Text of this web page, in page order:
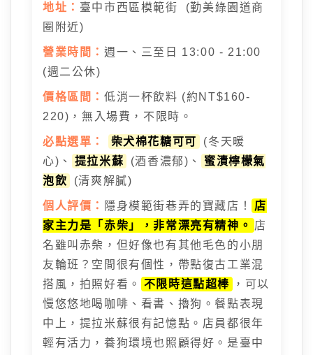
地址： 臺中市西區模範街 (勤美綠園道商
圈附近)
營業時間： 週一、三至日 13:00 - 21:00
(週二公休)
價格區間： 低消一杯飲料 (約NT$160-
220)，無入場費，不限時。
必點選單： 柴犬棉花糖可可
(冬天暖
心)、
提拉米蘇 (酒香濃郁)、
蜜漬檸檬氣
泡飲
(清爽解膩)
個人評價： 隱身模範街巷弄的寶藏店！
店
家主力是「赤柴」，非常漂亮有精神。
店
名雖叫赤柴，但好像也有其他毛色的小朋
友輪班？空間很有個性，帶點復古工業混
搭風，拍照好看。
不限時這點超棒
，可以
慢悠悠地喝咖啡、看書、擼狗。餐點表現
中上，提拉米蘇很有記憶點。店員都很年
輕有活力，養狗環境也照顧得好。是臺中